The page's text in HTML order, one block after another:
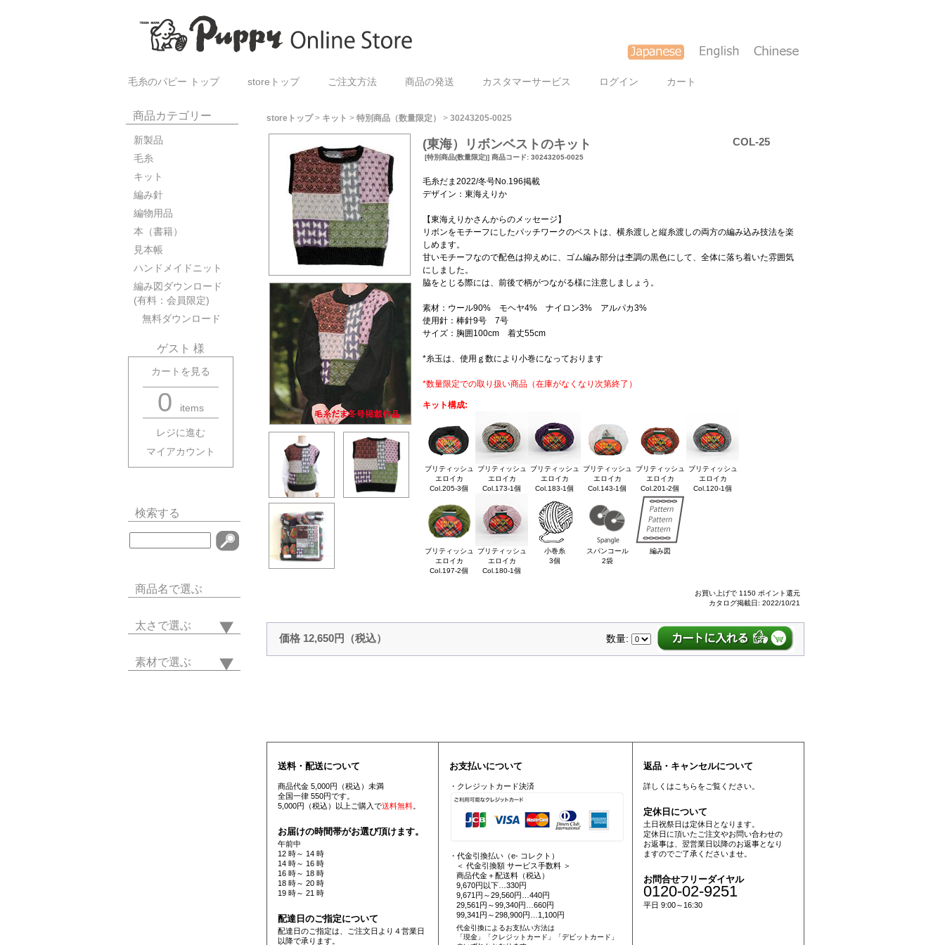
毛糸のパピー トップ storeトップ ご注文方法 商品の発送 カスタマーサービス ログイン カート
商品カテゴリー
新製品
毛糸
キット
編み針
編物用品
本（書籍）
見本帳
ハンドメイドニット
編み図ダウンロード
(有料：会員限定)
無料ダウンロード
ゲスト 様
カートを見る
0 items
レジに進む
マイアカウント
検索する
商品名で選ぶ
太さで選ぶ
素材で選ぶ
storeトップ> キット > 特別商品（数量限定） > 30243205-0025
(東海）リボンベストのキット
[特別商品(数量限定)] 商品コード: 30243205-0025
COL-25
毛糸だま2022/冬号No.196掲載
デザイン：東海えりか
【東海えりかさんからのメッセージ】
リボンをモチーフにしたパッチワークのベストは、横糸渡しと縦糸渡しの両方の編み込み技法を楽
しめます。
甘いモチーフなので配色は抑えめに、ゴム編み部分は杢調の黒色にして、全体に落ち着いた雰囲気
にしました。
脇をとじる際には、前後で柄がつながる様に注意しましょう。
素材：ウール90% モヘヤ4% ナイロン3% アルパカ3%
使用針：棒針9号 7号
サイズ：胸囲100cm 着丈55cm
*糸玉は、使用ｇ数により小巻になっております
*数量限定での取り扱い商品（在庫がなくなり次第終了）
キット構成:
ブリティッシュ
エロイカ
Col.205-3個
ブリティッシュ
エロイカ
Col.173-1個
ブリティッシュ
エロイカ
Col.183-1個
ブリティッシュ
エロイカ
Col.143-1個
ブリティッシュ
エロイカ
Col.201-2個
ブリティッシュ
エロイカ
Col.120-1個
ブリティッシュ
エロイカ
Col.197-2個
ブリティッシュ
エロイカ
Col.180-1個
小巻糸
3個
スパンコール
2袋
編み図
お買い上げで 1150 ポイント還元
カタログ掲載日: 2022/10/21
価格 12,650円（税込） 数量:
送料・配送について
商品代金 5,000円（税込）未満
全国一律 550円です。
5,000円（税込）以上ご購入で送料無料。
お届けの時間帯がお選び頂けます。
午前中
12 時～ 14 時
14 時～ 16 時
16 時～ 18 時
18 時～ 20 時
19 時～ 21 時
配達日のご指定について
配達日のご指定は、ご注文日より４営業日
以降で承ります。
お支払いについて
・クレジットカード決済
・代金引換払い（e- コレクト）
＜ 代金引換額 サービス手数料 ＞
商品代金＋配送料（税込）
9,670円以下…330円
9,671円～29,560円…440円
29,561円～99,340円…660円
99,341円～298,900円…1,100円
代金引換によるお支払い方法は
「現金」「クレジットカード」「デビットカード」
返品・キャンセルについて
詳しくは こちらをご覧ください。
定休日について
土日祝祭日は定休日となります。
定休日に頂いたご注文やお問い合わせの
お返事は、翌営業日以降のお返事となり
ますのでご了承くださいませ。
お問合せフリーダイヤル
0120-02-9251
平日 9:00～16:30